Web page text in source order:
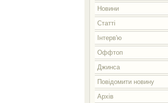
Новини
Статті
Інтерв'ю
Оффтоп
Джинса
Повідомити новину
Архів